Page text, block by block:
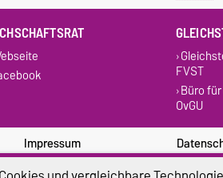
FVST
Büro
OvGU
Impressum